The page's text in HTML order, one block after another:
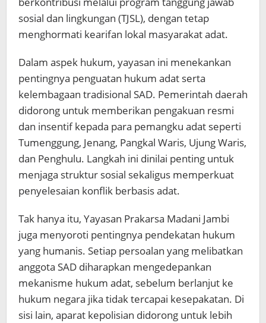
sosial dan lingkungan (TJSL), dengan tetap
menghormati kearifan lokal masyarakat adat.
Dalam aspek hukum, yayasan ini menekankan
pentingnya penguatan hukum adat serta
kelembagaan tradisional SAD. Pemerintah daerah
didorong untuk memberikan pengakuan resmi
dan insentif kepada para pemangku adat seperti
Tumenggung, Jenang, Pangkal Waris, Ujung Waris,
dan Penghulu. Langkah ini dinilai penting untuk
menjaga struktur sosial sekaligus memperkuat
penyelesaian konflik berbasis adat.
Tak hanya itu, Yayasan Prakarsa Madani Jambi
juga menyoroti pentingnya pendekatan hukum
yang humanis. Setiap persoalan yang melibatkan
anggota SAD diharapkan mengedepankan
mekanisme hukum adat, sebelum berlanjut ke
hukum negara jika tidak tercapai kesepakatan. Di
sisi lain, aparat kepolisian didorong untuk lebih